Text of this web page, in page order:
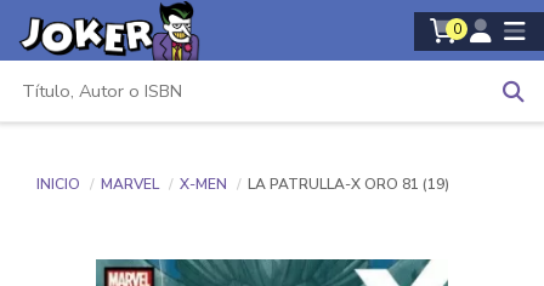
0
INICIO MARVEL X-MEN LA PATRULLA-X ORO 81 (19)